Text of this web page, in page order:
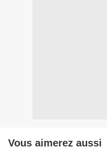
Vous aimerez aussi